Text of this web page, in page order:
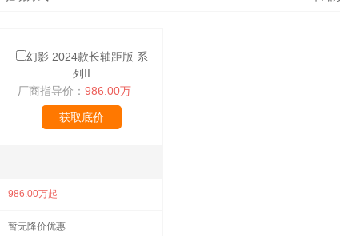
幻影 2024款长轴距版 系
列II
厂商指导价： 986.00万
获取底价
986.00万起
暂无降价优惠